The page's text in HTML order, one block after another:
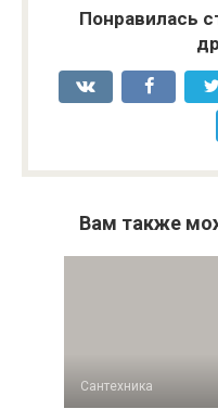
Понравилась
Вам также
Сантехника